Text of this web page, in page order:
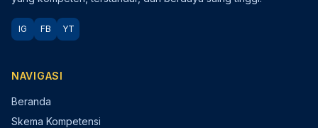
IG FB YT
NAVIGASI
Beranda
Skema Kompetensi